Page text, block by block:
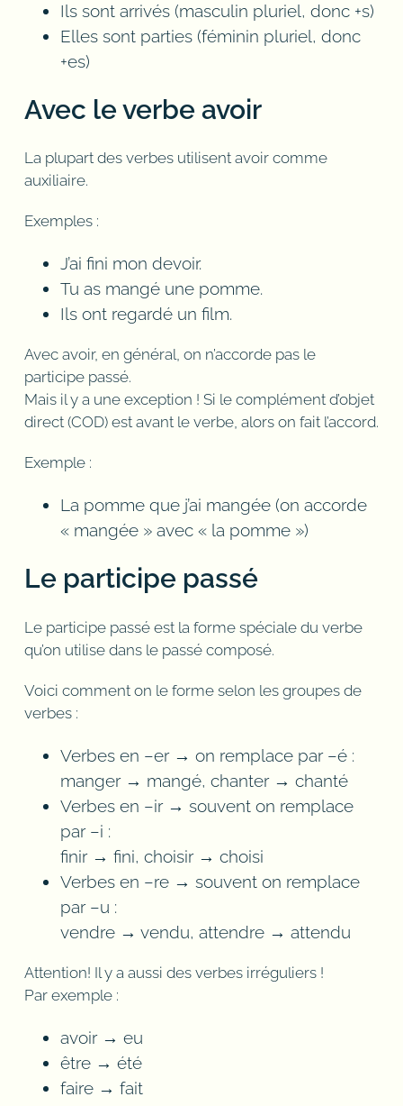
Ils sont arrivés (masculin pluriel, donc +s)
Elles sont parties (féminin pluriel, donc
+es)
Avec le verbe avoir
La plupart des verbes utilisent avoir comme
auxiliaire.
Exemples :
J’ai fini mon devoir.
Tu as mangé une pomme.
Ils ont regardé un film.
Avec avoir, en général, on n’accorde pas le
participe passé.
Mais il y a une exception ! Si le complément d’objet
direct (COD) est avant le verbe, alors on fait l’accord.
Exemple :
La pomme que j’ai mangée (on accorde
« mangée » avec « la pomme »)
Le participe passé
Le participe passé est la forme spéciale du verbe
qu’on utilise dans le passé composé.
Voici comment on le forme selon les groupes de
verbes :
Verbes en –er → on remplace par –é :
manger → mangé, chanter → chanté
Verbes en –ir → souvent on remplace
par –i :
finir → fini, choisir → choisi
Verbes en –re → souvent on remplace
par –u :
vendre → vendu, attendre → attendu
Attention! Il y a aussi des verbes irréguliers !
Par exemple :
avoir → eu
être → été
faire → fait